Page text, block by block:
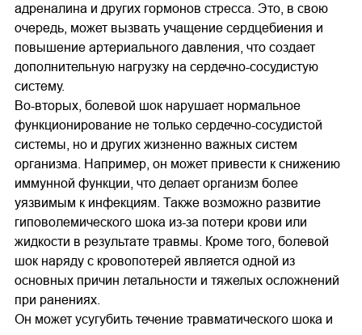
адреналина и других гормонов стресса. Это, в свою
очередь, может вызвать учащение сердцебиения и
повышение артериального давления, что создает
дополнительную нагрузку на сердечно-сосудистую
систему.
Во-вторых, болевой шок нарушает нормальное
функционирование не только сердечно-сосудистой
системы, но и других жизненно важных систем
организма. Например, он может привести к снижению
иммунной функции, что делает организм более
уязвимым к инфекциям. Также возможно развитие
гиповолемического шока из-за потери крови или
жидкости в результате травмы. Кроме того, болевой
шок наряду с кровопотерей является одной из
основных причин летальности и тяжелых осложнений
при ранениях.
Он может усугубить течение травматического шока и